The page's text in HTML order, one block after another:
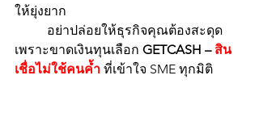
ให้ยุ่งยาก
เพราะขาดเงินทุนเลือก GETCASH – สิน
เชื่อไม่ใช้คนค้ำ ที่เข้าใจ SME ทุกมิติ